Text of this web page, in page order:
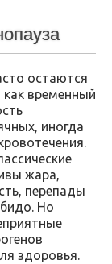
остаются
временный
иногда
жара,
перепады
Но
здоровья.